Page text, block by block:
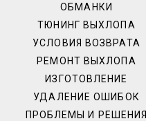
ОБМАНКИ
ТЮНИНГ ВЫХЛОПА
УСЛОВИЯ ВОЗВРАТА
РЕМОНТ ВЫХЛОПА
ИЗГОТОВЛЕНИЕ
УДАЛЕНИЕ ОШИБОК
ПРОБЛЕМЫ И РЕШЕНИЯ